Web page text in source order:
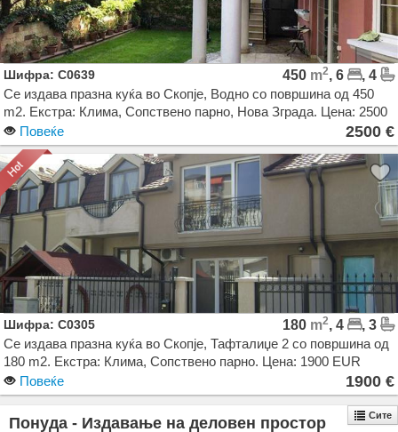
Шифра: C0639 450 m2, 6
, 4
Се издава празна куќа во Скопје, Водно со површина од 450
m2. Екстра: Клима, Сопствено парно, Нова Зграда. Цена: 2500
EURПовеќе 2500 €
Шифра: C0305 180 m2, 4
, 3
Се издава празна куќа во Скопје, Тафталиџе 2 со површина од
180 m2. Екстра: Клима, Сопствено парно. Цена: 1900 EUR
Повеќе
1900 €
Понуда - Издавање на деловен простор Сите